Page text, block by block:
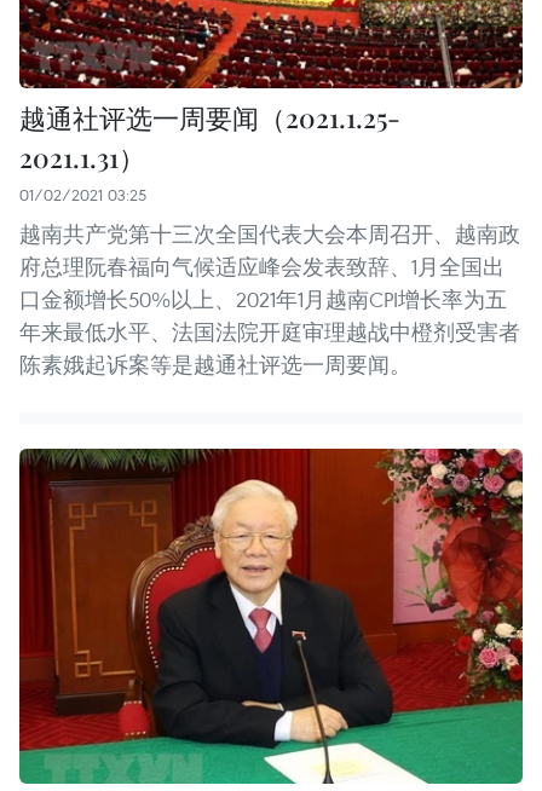
越通社评选一周要闻（2021.1.25-
2021.1.31）
01/02/2021 03:25
越南共产党第十三次全国代表大会本周召开、越南政
府总理阮春福向气候适应峰会发表致辞、1月全国出
口金额增长50%以上、2021年1月越南CPI增长率为五
年来最低水平、法国法院开庭审理越战中橙剂受害者
陈素娥起诉案等是越通社评选一周要闻。